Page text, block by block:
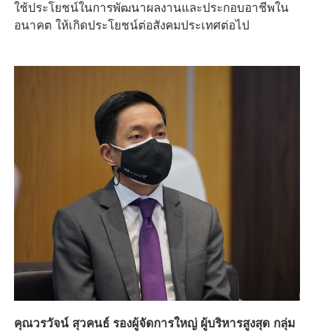
ใช้ประโยชน์ในการพัฒนาผลงานและประกอบอาชีพใน
อนาคต ให้เกิดประโยชน์ต่อสังคมประเทศต่อไป
คุณวรวัจน์ สุวคนธ์ รองผู้จัดการใหญ่ ผู้บริหารสูงสุด กลุ่ม